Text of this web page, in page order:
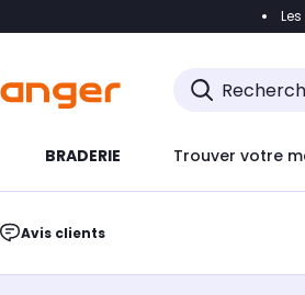
Accéder
BRADERIE Trouver votre
Avis clients